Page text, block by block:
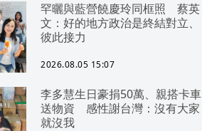
罕曬與藍營饒慶玲同框照 蔡英
文：好的地方政治是終結對立、
彼此接力
2026.08.05 15:07
李多慧生日豪捐50萬、親搭卡車
送物資 感性謝台灣：沒有大家
就沒我